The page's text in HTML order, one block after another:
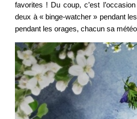
favorites ! Du coup, c’est
deux à « binge-watcher » pendant
pendant les orages, chacun sa